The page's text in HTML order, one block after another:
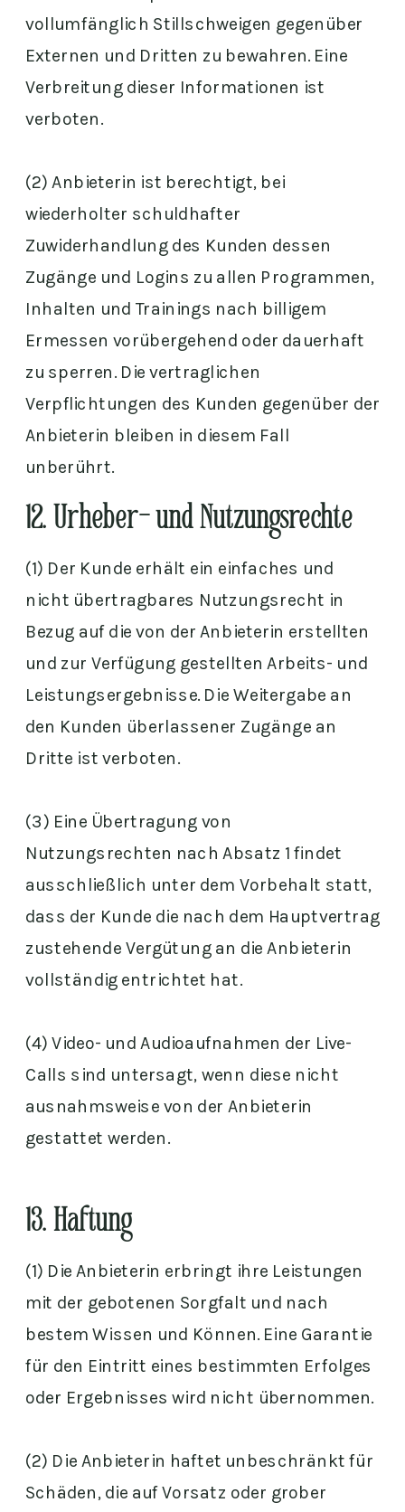
vollumfänglich Stillschweigen gegenüber
Externen und Dritten zu bewahren. Eine
Verbreitung dieser Informationen ist
verboten.
(2) Anbieterin ist berechtigt, bei
wiederholter schuldhafter
Zuwiderhandlung des Kunden dessen
Zugänge und Logins zu allen Programmen,
Inhalten und Trainings nach billigem
Ermessen vorübergehend oder dauerhaft
zu sperren. Die vertraglichen
Verpflichtungen des Kunden gegenüber der
Anbieterin bleiben in diesem Fall
unberührt.
(1) Der Kunde erhält ein einfaches und
nicht übertragbares Nutzungsrecht in
Bezug auf die von der Anbieterin erstellten
und zur Verfügung gestellten Arbeits- und
Leistungsergebnisse. Die Weitergabe an
den Kunden überlassener Zugänge an
Dritte ist verboten.
(3) Eine Übertragung von
Nutzungsrechten nach Absatz 1 findet
ausschließlich unter dem Vorbehalt statt,
dass der Kunde die nach dem Hauptvertrag
zustehende Vergütung an die Anbieterin
vollständig entrichtet hat.
(4) Video- und Audioaufnahmen der Live-
Calls sind untersagt, wenn diese nicht
ausnahmsweise von der Anbieterin
gestattet werden.
12. Urheber- und Nutzungsrechte
(1) Die Anbieterin erbringt ihre Leistungen
mit der gebotenen Sorgfalt und nach
bestem Wissen und Können. Eine Garantie
für den Eintritt eines bestimmten Erfolges
oder Ergebnisses wird nicht übernommen.
(2) Die Anbieterin haftet unbeschränkt für
Schäden, die auf Vorsatz oder grober
13. Haftung